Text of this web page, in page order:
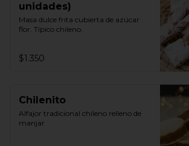
unidades)
Masa dulce frita cubierta de azúcar
flor. Típico chileno.
$1.350
Chilenito
Alfajor tradicional chileno relleno de
manjar